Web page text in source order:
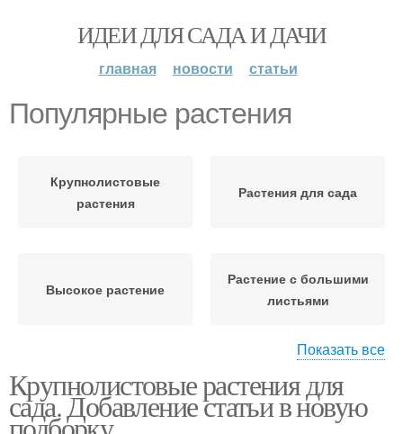
ИДЕИ ДЛЯ САДА И ДАЧИ
главная новости статьи
Популярные растения
Крупнолистовые
растения
Растения для сада
Высокое растение
Растение с большими
листьями
Уличное растение
листьями
Показать все
Крупнолистовые растения для
сада. Добавление статьи в новую